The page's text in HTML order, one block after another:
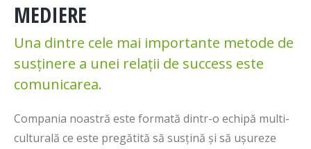
MEDIERE
Una dintre cele mai importante metode de
susținere a unei relații de success este
comunicarea.
Compania noastră este formată dintr-o echipă multi-
culturală ce este pregătită să susțină și să ușureze